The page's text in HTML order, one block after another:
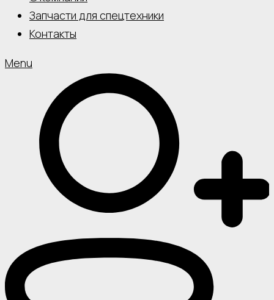
Запчасти для спецтехники
Контакты
Menu